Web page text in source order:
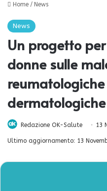
Home / News
News
Un progetto
donne sulle
dermatologiche
Redazione OK-Salute 13
Ultimo aggiornamento: 13